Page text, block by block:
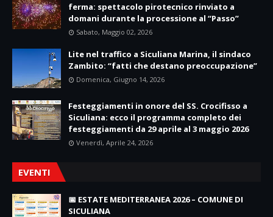
ferma: spettacolo pirotecnico rinviato a
domani durante la processione al “Passo”
Sabato, Maggio 02, 2026
Lite nel traffico a Siculiana Marina, il sindaco
Zambito: “fatti che destano preoccupazione”
Domenica, Giugno 14, 2026
Festeggiamenti in onore del SS. Crocifisso a
Siculiana: ecco il programma completo dei
festeggiamenti da 29 aprile al 3 maggio 2026
Venerdì, Aprile 24, 2026
EVENTI
📅 ESTATE MEDITERRANEA 2026 – COMUNE DI
SICULIANA